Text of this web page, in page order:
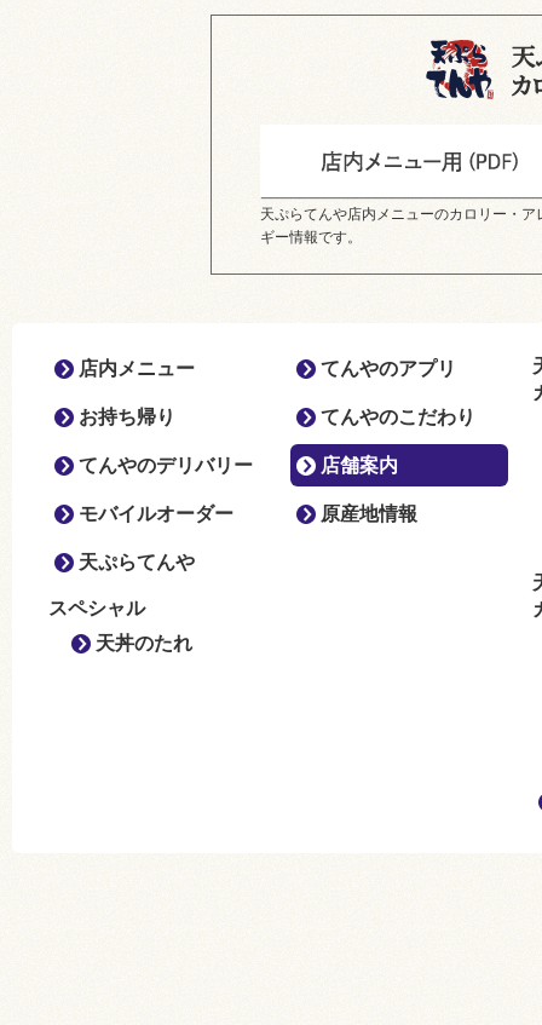
天ぷらてんや店内メニューのカロリー・ア
ギー情報です。
店内メニュー
お持ち帰り
てんやのデリバリー
モバイルオーダー
天ぷらてんや
スペシャル
天丼のたれ
てんやのアプリ
てんやのこだわり
店舗案内
原産地情報